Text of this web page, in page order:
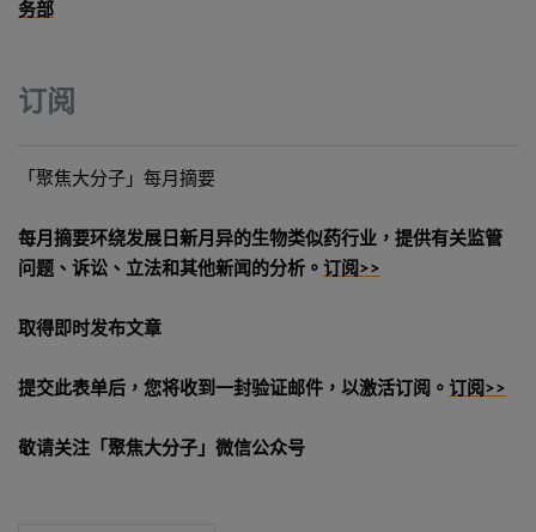
务部
订阅
「聚焦大分子」每月摘要
每月摘要环绕发展日新月异的生物类似药行业，提供有关监管
问题、诉讼、立法和其他新闻的分析。 订阅>>
取得即时发布文章
提交此表单后，您将收到一封验证邮件，以激活订阅。 订阅>>
敬请关注「聚焦大分子」微信公众号